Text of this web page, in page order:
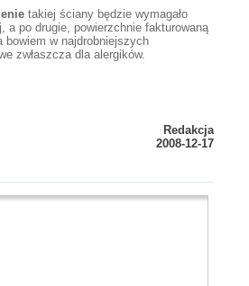
takiej ściany będzie wymagało
a po drugie, powierzchnie fakturowaną
w najdrobniejszych
zwłaszcza dla alergików.
Redakcja
2008-12-17